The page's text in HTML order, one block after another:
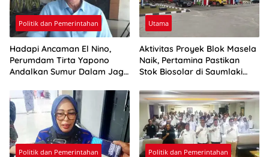
Politik dan Pemerintahan
Hadapi Ancaman El Nino,
Perumdam Tirta Yapono
Andalkan Sumur Dalam Jaga
Utama
Aktivitas Proyek Blok Masela
Naik, Pertamina Pastikan
Stok Biosolar di Saumlaki
Politik dan Pemerintahan Politik dan Pemerintahan